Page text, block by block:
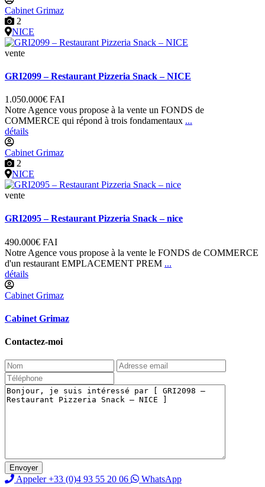
Cabinet Grimaz
2
NICE
vente
GRI2099 – Restaurant Pizzeria Snack – NICE
1.050.000€ FAI
Notre Agence vous propose à la vente un FONDS de
COMMERCE qui répond à trois fondamentaux ...
détails
Cabinet Grimaz
2
NICE
vente
GRI2095 – Restaurant Pizzeria Snack – nice
490.000€ FAI
Notre Agence vous propose à la vente le FONDS de COMMERCE
d'un restaurant EMPLACEMENT PREM ...
détails
Cabinet Grimaz
Cabinet Grimaz
Contactez-moi
Appeler+33 (0)4 93 55 20 06
WhatsApp